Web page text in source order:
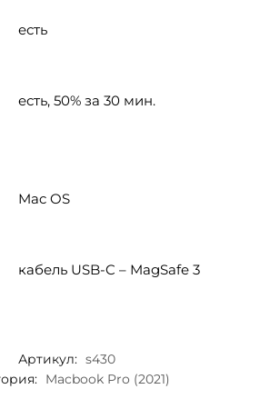
есть
есть, 50% за 30 мин.
Mac OS
кабель USB-C – MagSafe 3
Артикул: s430
Macbook Pro (2021)